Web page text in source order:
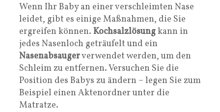
Wenn Ihr Baby an einer verschleimten Nase
leidet, gibt es einige Maßnahmen, die Sie
ergreifen können. Kochsalzlösungkann in
jedes Nasenloch geträufelt und ein
Nasenabsaugerverwendet werden, um den
Schleim zu entfernen. Versuchen Sie die
Position des Babys zu ändern – legen Sie zum
Beispiel einen Aktenordner unter die
Matratze.